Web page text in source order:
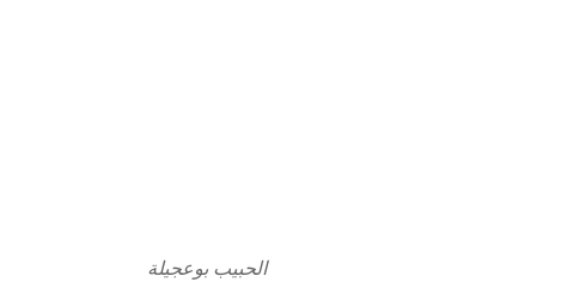
الحبيب بوعجيلة